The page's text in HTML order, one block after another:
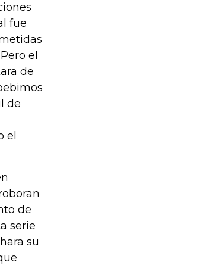
fue
el
de
de
el
de
serie
su